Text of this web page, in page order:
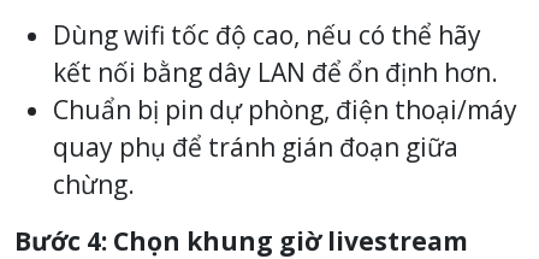
Dùng wifi tốc độ cao, nếu có thể hãy
kết nối bằng dây LAN để ổn định hơn.
Chuẩn bị pin dự phòng, điện thoại/máy
quay phụ để tránh gián đoạn giữa
chừng.
Bước 4: Chọn khung giờ livestream